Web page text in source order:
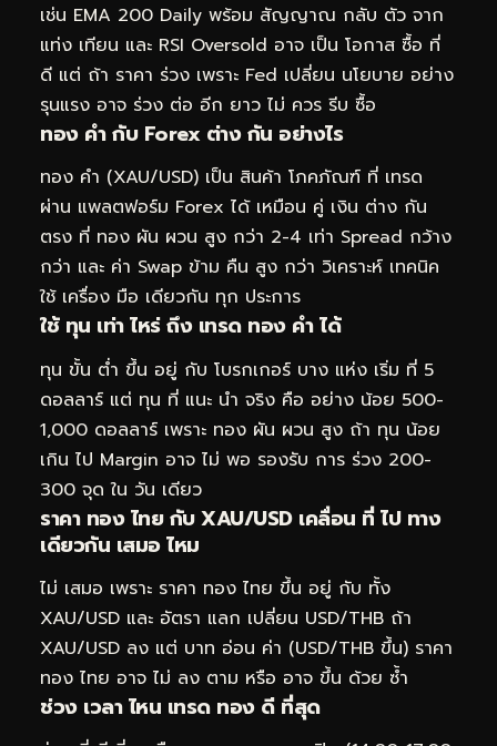
เช่น EMA 200 Daily พร้อม สัญญาณ กลับ ตัว จาก
แท่ง เทียน และ RSI Oversold อาจ เป็น โอกาส ซื้อ ที่
ดี แต่ ถ้า ราคา ร่วง เพราะ Fed เปลี่ยน นโยบาย อย่าง
รุนแรง อาจ ร่วง ต่อ อีก ยาว ไม่ ควร รีบ ซื้อ
ทอง คำ กับ Forex ต่าง กัน อย่างไร
ทอง คำ (XAU/USD) เป็น สินค้า โภคภัณฑ์ ที่ เทรด
ผ่าน แพลตฟอร์ม Forex ได้ เหมือน คู่ เงิน ต่าง กัน
ตรง ที่ ทอง ผัน ผวน สูง กว่า 2-4 เท่า Spread กว้าง
กว่า และ ค่า Swap ข้าม คืน สูง กว่า วิเคราะห์ เทคนิค
ใช้ เครื่อง มือ เดียวกัน ทุก ประการ
ใช้ ทุน เท่า ไหร่ ถึง เทรด ทอง คำ ได้
ทุน ขั้น ต่ำ ขึ้น อยู่ กับ โบรกเกอร์ บาง แห่ง เริ่ม ที่ 5
ดอลลาร์ แต่ ทุน ที่ แนะ นำ จริง คือ อย่าง น้อย 500-
1,000 ดอลลาร์ เพราะ ทอง ผัน ผวน สูง ถ้า ทุน น้อย
เกิน ไป Margin อาจ ไม่ พอ รองรับ การ ร่วง 200-
300 จุด ใน วัน เดียว
ราคา ทอง ไทย กับ XAU/USD เคลื่อน ที่ ไป ทาง
เดียวกัน เสมอ ไหม
ไม่ เสมอ เพราะ ราคา ทอง ไทย ขึ้น อยู่ กับ ทั้ง
XAU/USD และ อัตรา แลก เปลี่ยน USD/THB ถ้า
XAU/USD ลง แต่ บาท อ่อน ค่า (USD/THB ขึ้น) ราคา
ทอง ไทย อาจ ไม่ ลง ตาม หรือ อาจ ขึ้น ด้วย ซ้ำ
ช่วง เวลา ไหน เทรด ทอง ดี ที่สุด